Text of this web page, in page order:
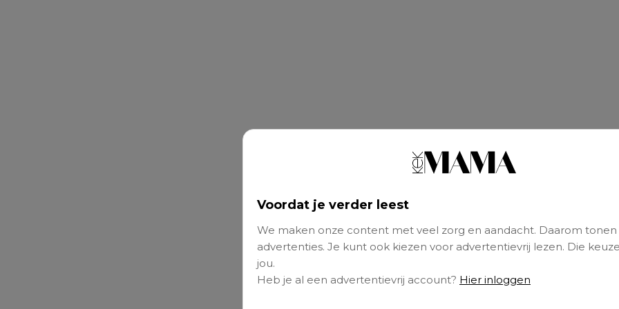
Voordat je verder leest
We maken onze content met veel zorg en aandacht. Daarom tonen
advertenties. Je kunt ook kiezen voor advertentievrij lezen. Die
jou.
Heb je al een advertentievrij account? Hier inloggen